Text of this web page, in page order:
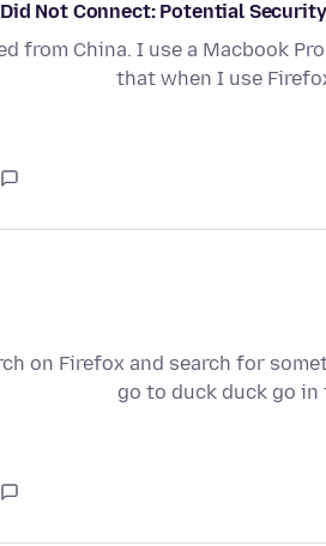
from China. I use a Macbook
that when I use
on Firefox and search for
go to duck duck go